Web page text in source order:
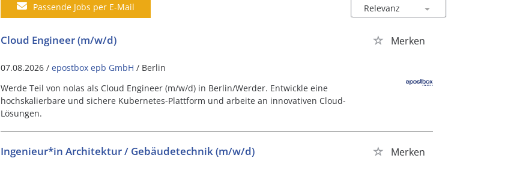
Passende Jobs per E-Mail
Cloud Engineer (m/w/d) Merken
07.08.2026 / epostbox epb GmbH / Berlin
Werde Teil von nolas als Cloud Engineer (m/w/d) in Berlin/Werder. Entwickle eine
hochskalierbare und sichere Kubernetes-Plattform und arbeite an innovativen Cloud-
Lösungen.
Ingenieur*in Architektur / Gebäudetechnik (m/w/d) Merken